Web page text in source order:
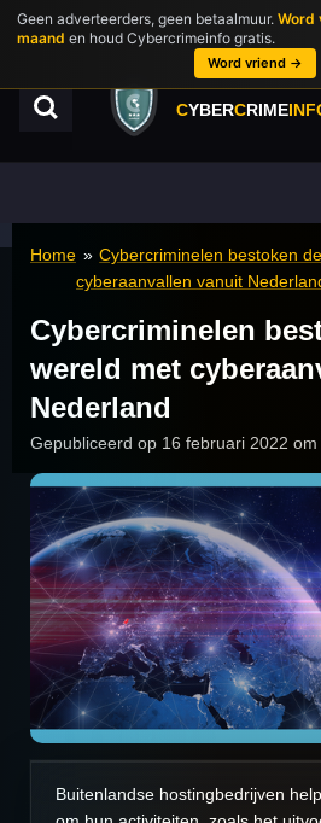
Geen adverteerders, geen betaalmuur. Word
maand en houd Cybercrimeinfo gratis.
Word vriend →
Ga
direct
hoofdinhoud
CYBERCRIME
Home » Cybercriminelen bestoken
cyberaanvallen vanuit
Cybercriminelen
wereld met
Nederland
Gepubliceerd op 16 februari 2022
Buitenlandse hostingbedrijven